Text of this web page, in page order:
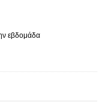
εβδομάδα